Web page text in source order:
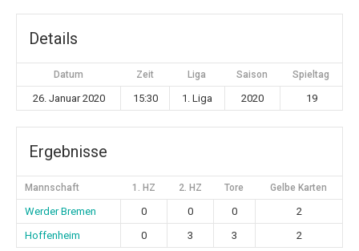
Details
Datum Zeit Liga Saison Spieltag
26. Januar 2020 15:30 1. Liga 2020 19
Ergebnisse
Mannschaft 1. HZ 2. HZ Tore Gelbe Karten
Werder Bremen 0 0 0
2
Hoffenheim
0 3 3 2